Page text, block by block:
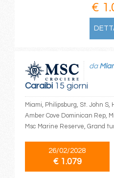
€
Caraibi15 giorni
da
Miami, Philipsburg, St. John
Amber Cove Dominican Rep,
Msc Marine Reserve, Grand
26/02/2028
€ 1.079